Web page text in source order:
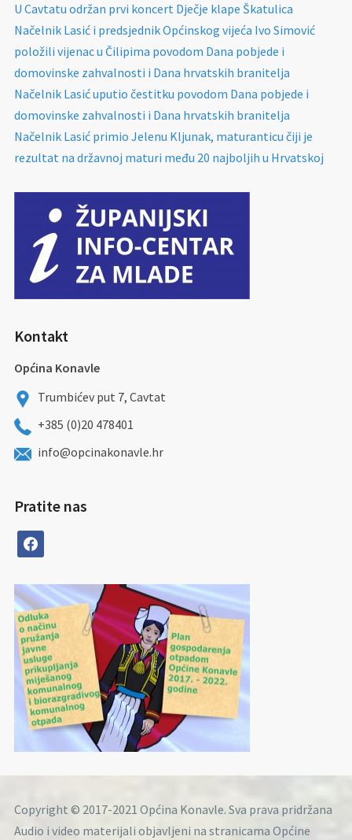
U Cavtatu održan prvi koncert Dječje klape Škatulica
Načelnik Lasić i predsjednik Općinskog vijeća Ivo Simović
položili vijenac u Čilipima povodom Dana pobjede i
domovinske zahvalnosti i Dana hrvatskih branitelja
Načelnik Lasić uputio čestitku povodom Dana pobjede i
domovinske zahvalnosti i Dana hrvatskih branitelja
Načelnik Lasić primio Jelenu Kljunak, maturanticu čiji je
rezultat na državnoj maturi među 20 najboljih u Hrvatskoj
Kontakt
Općina Konavle
Trumbićev put 7, Cavtat
+385 (0)20 478401
info@opcinakonavle.hr
Pratite nas
facebook
Copyright © 2017-2021 Općina Konavle. Sva prava pridržana
Audio i video materijali objavljeni na stranicama Općine